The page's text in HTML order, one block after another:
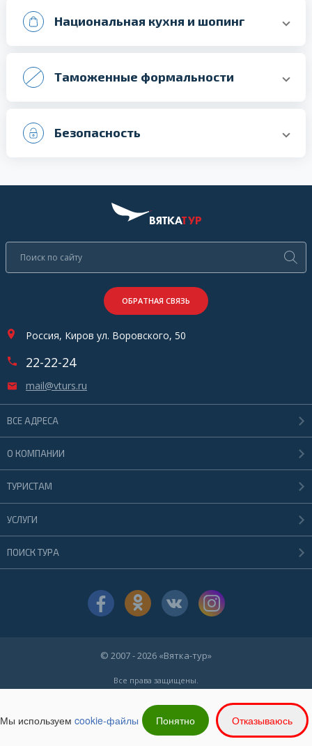
Национальная кухня и шопинг
Таможенные формальности
Безопасность
ОБРАТНАЯ СВЯЗЬ
Россия, Киров ул. Воровского, 50
22-22-24
mail@vturs.ru
ВСЕ АДРЕСА
О КОМПАНИИ
ТУРИСТАМ
УСЛУГИ
ПОИСК ТУРА
© 2007 - 2026 «Вятка-тур»
Все права защищены.
обязательна.
Политика в отношении обработки персональных данных ООО "Вятка-тур"
Пользовательское соглашение
Мы используем cookie-файлы Понятно Отказываюсь